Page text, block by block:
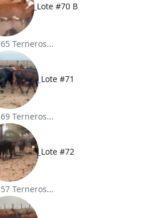
Lote #70 B
65 Terneros...
Lote #71
69 Terneros...
Lote #72
57 Terneros...